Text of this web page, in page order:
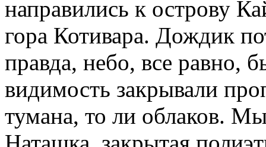
направились к острову
гора Котивара. Дождик
правда, небо, все равно,
видимость закрывали
тумана, то ли облаков.